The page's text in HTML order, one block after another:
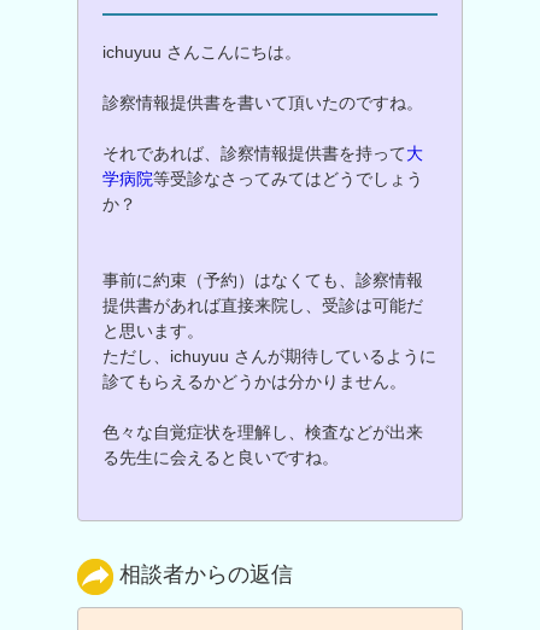
ichuyuu さんこんにちは。
診察情報提供書を書いて頂いたのですね。
それであれば、診察情報提供書を持って大
学病院等受診なさってみてはどうでしょう
か？
事前に約束（予約）はなくても、診察情報
提供書があれば直接来院し、受診は可能だ
と思います。
ただし、ichuyuu さんが期待しているように
診てもらえるかどうかは分かりません。
色々な自覚症状を理解し、検査などが出来
る先生に会えると良いですね。
相談者からの返信